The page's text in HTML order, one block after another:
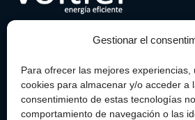
Gestionar el
Para ofrecer las mejores
cookies para almacenar y/o acceder a
consentimiento de estas tecnologías
comportamiento de navegación o las